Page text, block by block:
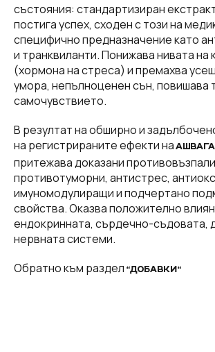
състояния: стандартизиран
постига успех, сходен с този на
специфично предназначение като
и транквиланти. Понижава нивата на
(хормона на стреса) и премахва
умора, непълноценен сън, повишава
самочувствието.
В резултат на обширно и
на регистрираните ефекти на
притежава доказани
противотуморни, антистрес,
имуномодулиращи и подчертано
свойства. Оказва положително
ендокринната, сърдечно-съдовата,
нервната системи.
Обратно към раздел “ДОБАВКИ“